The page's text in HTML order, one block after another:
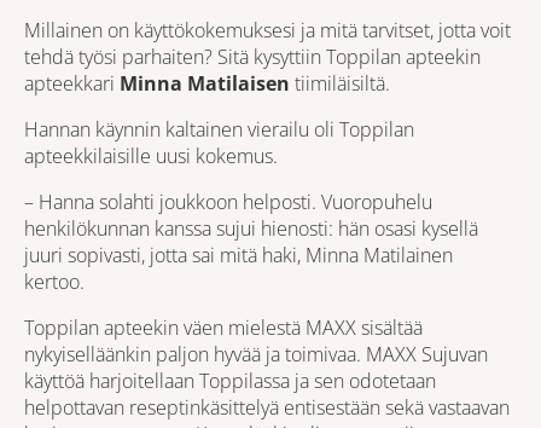
Millainen on käyttökokemuksesi ja mitä tarvitset, jotta voit
tehdä työsi parhaiten? Sitä kysyttiin Toppilan apteekin
apteekkari Minna Matilaisen tiimiläisiltä.
Hannan käynnin kaltainen vierailu oli Toppilan
apteekkilaisille uusi kokemus.
– Hanna solahti joukkoon helposti. Vuoropuhelu
henkilökunnan kanssa sujui hienosti: hän osasi kysellä
juuri sopivasti, jotta sai mitä haki, Minna Matilainen
kertoo.
Toppilan apteekin väen mielestä MAXX sisältää
nykyiselläänkin paljon hyvää ja toimivaa. MAXX Sujuvan
käyttöä harjoitellaan Toppilassa ja sen odotetaan
helpottavan reseptinkäsittelyä entisestään sekä vastaavan